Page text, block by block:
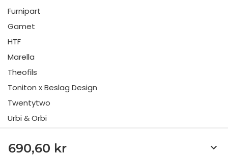
690,60 kr keyboard_arrow_down
Furnipart
Gamet
HTF
Marella
Theofils
Toniton x Beslag Design
Twentytwo
Urbi & Orbi
Viefe